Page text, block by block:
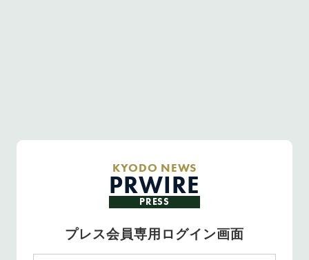
KYODO NEWS
PRWIRE
PRESS
プレス会員専用ログイン画面